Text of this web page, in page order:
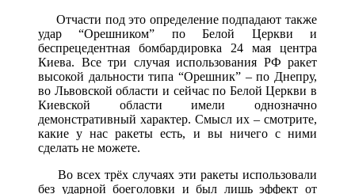
Отчасти под это определение подпадают также
удар “Орешником” по Белой Церкви и
беспрецедентная бомбардировка 24 мая центра
Киева. Все три случая использования РФ ракет
высокой дальности типа “Орешник” – по Днепру,
во Львовской области и сейчас по Белой Церкви в
Киевской области имели однозначно
демонстративный характер. Смысл их – смотрите,
какие у нас ракеты есть, и вы ничего с ними
сделать не можете.
Во всех трёх случаях эти ракеты использовали
без ударной боеголовки и был лишь эффект от